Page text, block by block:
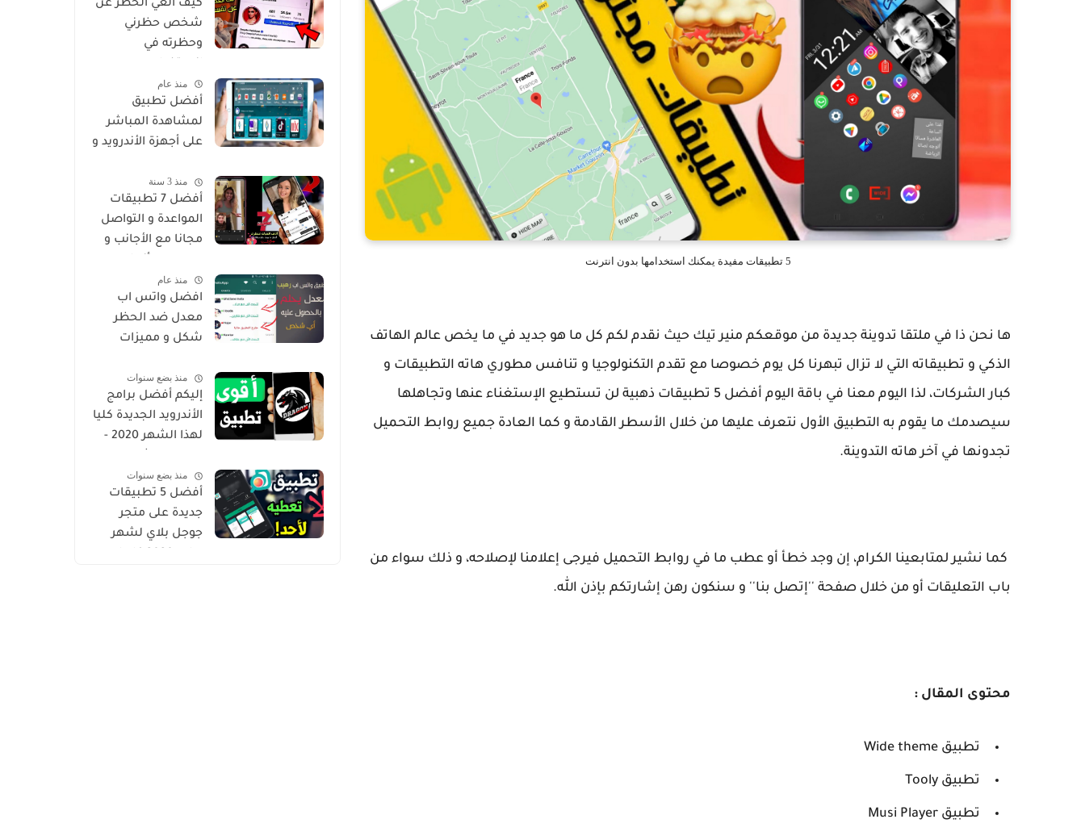
5 تطبيقات مفيدة يمكنك استخدامها بدون انترنت
ها نحن ذا في ملتقا تدوينة جديدة من موقعكم منير تيك حيث نقدم لكم كل ما هو جديد في ما يخص عالم الهاتف
الذكي و تطبيقاته التي لا تزال تبهرنا كل يوم خصوصا مع تقدم التكنولوجيا و تنافس مطوري هاته التطبيقات و
كبار الشركات، لذا اليوم معنا في باقة اليوم أفضل 5 تطبيقات ذهبية لن تستطيع الإستغناء عنها وتجاهلها
سيصدمك ما يقوم به التطبيق الأول نتعرف عليها من خلال الأسطر القادمة و كما العادة جميع روابط التحميل
تجدونها في آخر هاته التدوينة.
كما نشير لمتابعينا الكرام، إن وجد خطأ أو عطب ما في روابط التحميل فيرجى إعلامنا لإصلاحه، و ذلك سواء من
باب التعليقات أو من خلال صفحة ''إتصل بنا'' و سنكون رهن إشارتكم بإذن الله.
محتوى المقال :
تطبيق Wide theme
تطبيق Tooly
تطبيق Musi Player
كيف الغي الحظر عن
شخص حظرني
وحظرته في
منذ عام
أفضل تطبيق
لمشاهدة المباشر
على أجهزة الأندرويد و
منذ 3 سنة
أفضل 7 تطبيقات
المواعدة و التواصل
مجانا مع الأجانب و
العالم
منذ عام
افضل واتس اب
معدل ضد الحظر
شكل و مميزات
Goldمنذ بضع سنوات
إليكم أفضل برامج
الأندرويد الجديدة كليا
لهذا الشهر 2020 -
حصري من أروع ما
شرحت
منذ بضع سنوات
أفضل 5 تطبيقات
جديدة على متجر
جوجل بلاي لشهر